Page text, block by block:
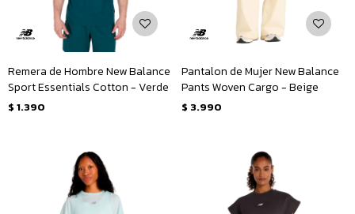
Remera de Hombre New Balance
Sport Essentials Cotton - Verde
$ 1.390
Pantalon de Mujer New Balance
Pants Woven Cargo - Beige
$ 3.990